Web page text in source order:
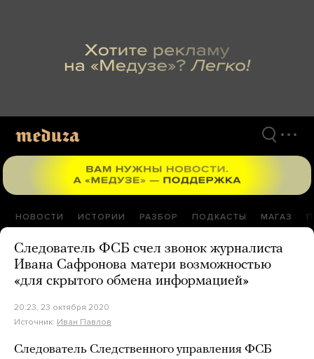
НОВОСТИ ИСТОРИИ РАЗБОР ПОДКАСТЫ МАГАЗ
Следователь ФСБ счел звонок журналиста
Ивана Сафронова матери возможностью
«для скрытого обмена информацией»
20:23, 23 октября 2020
Источник: Иван Павлов
Следователь Следственного управления ФСБ